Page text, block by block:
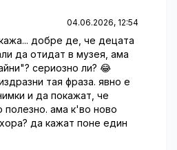
04.06.2026, 12:54
добре де, че децата
да отидат в музея, ама
сериозно ли? 😂
тая фраза. явно е
и да покажат, че
полезно. ама к'во ново
да кажат поне един